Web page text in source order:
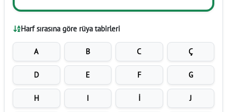
Harf sırasına göre rüya tabirleri
A B C Ç
D E F G
H I İ J